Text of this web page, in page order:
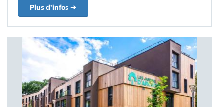
Plus d'infos ➔